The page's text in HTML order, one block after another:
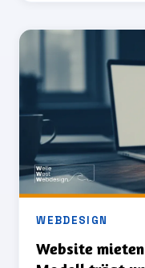
WEBDESIGN
Website